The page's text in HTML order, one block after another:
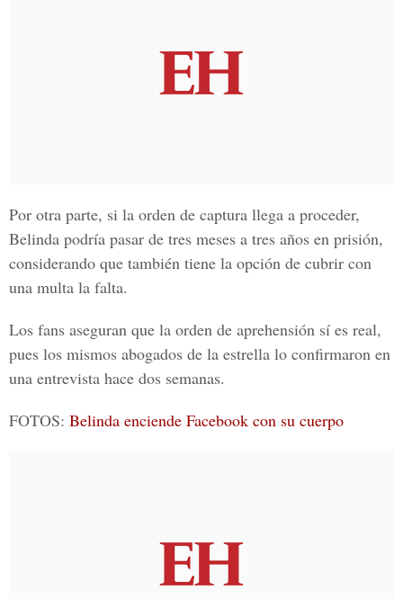
Por otra parte, si la orden de captura llega a proceder,
Belinda podría pasar de tres meses a tres años en prisión,
considerando que también tiene la opción de cubrir con
una multa la falta.
Los fans aseguran que la orden de aprehensión sí es real,
pues los mismos abogados de la estrella lo confirmaron en
una entrevista hace dos semanas.
FOTOS: Belinda enciende Facebook con su cuerpo